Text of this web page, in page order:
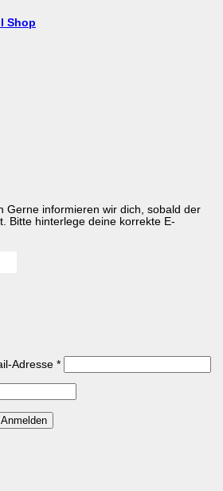
Shop
Gerne informieren wir dich, sobald der
Bitte hinterlege deine korrekte E-
Adresse *Erforderlich
Anmelden